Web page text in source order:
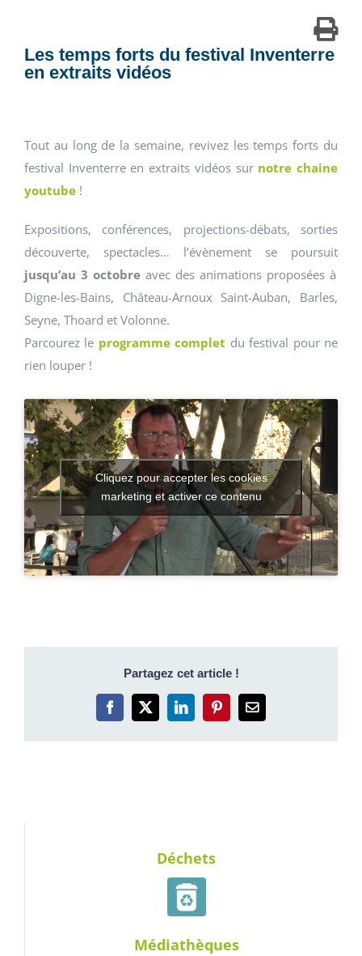
Les temps forts du festival Inventerre
en extraits vidéos
Tout au long de la semaine, revivez les temps forts du
festival Inventerre en extraits vidéos sur notre chaine
youtube !
Expositions, conférences, projections-débats, sorties
découverte, spectacles… l’évènement se poursuit
jusqu’au 3 octobre avec des animations proposées à
Digne-les-Bains, Château-Arnoux Saint-Auban, Barles,
Seyne, Thoard et Volonne.
Parcourez le programme complet du festival pour ne
rien louper !
Cliquez pour accepter les cookies
marketing et activer ce contenu
Partagez cet article !
Facebook
X LinkedInPinterestEmail
Déchets
Médiathèques